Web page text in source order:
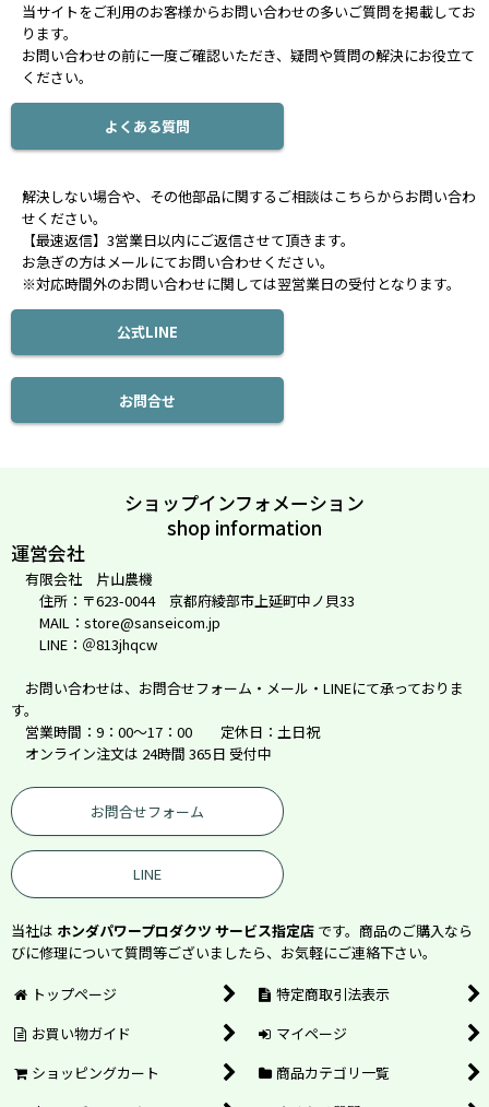
当サイトをご利用のお客様からお問い合わせの多いご質問を掲載してお
ります。
お問い合わせの前に一度ご確認いただき、疑問や質問の解決にお役立て
ください。
よくある質問
解決しない場合や、その他部品に関するご相談はこちらからお問い合わ
せください。
【最速返信】3営業日以内にご返信させて頂きます。
お急ぎの方はメールにてお問い合わせください。
※対応時間外のお問い合わせに関しては翌営業日の受付となります。
公式LINE
お問合せ
ショップインフォメーション
shop information
運営会社
有限会社 片山農機
住所：〒623-0044 京都府綾部市上延町中ノ貝33
MAIL：store@sanseicom.jp
LINE：＠813jhqcw
お問い合わせは、お問合せフォーム・メール・LINEにて承っておりま
す。
営業時間：9：00～17：00 定休日：土日祝
オンライン注文は 24時間 365日 受付中
お問合せフォーム
LINE
当社は ホンダパワープロダクツ サービス指定店 です。商品のご購入なら
びに修理について質問等ございましたら、お気軽にご連絡下さい。
トップページ
特定商取引法表示
お買い物ガイド
マイページ
ショッピングカート
商品カテゴリ一覧